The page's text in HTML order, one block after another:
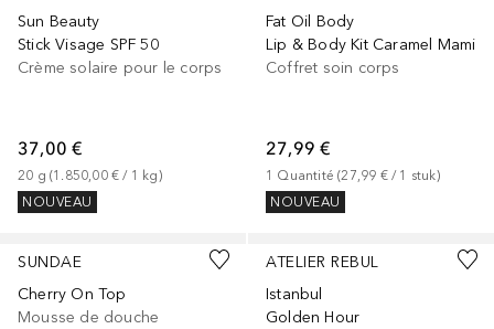
Sun Beauty
Stick Visage SPF 50
Crème solaire pour le corps
37,00 €
20 g (1.850,00 € / 1 kg)
NOUVEAU
Fat Oil Body
Lip & Body Kit Caramel Mami
Coffret soin corps
27,99 €
1 Quantité (27,99 € / 1 stuk)
NOUVEAU
SUNDAE
Cherry On Top
Mousse de douche
ATELIER REBUL
Istanbul
Golden Hour